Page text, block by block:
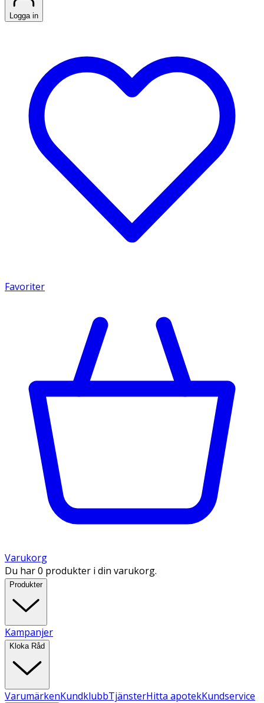
Logga in
Favoriter
Varukorg
Du har 0 produkter i din varukorg.
Produkter
Kampanjer
Kloka Råd
VarumärkenKundklubbTjänsterHitta apotekKundservice